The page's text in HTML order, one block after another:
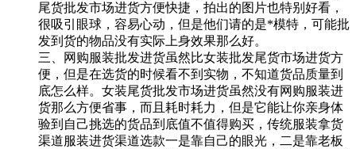
尾货批发市场进货方便快捷，拍出的图片也特别好看，
很吸引眼球，容易心动，但是他们请的是*模特，可能批
发到货的物品没有实际上身效果那么好。
三、网购服装批发进货虽然比女装批发尾货市场进货方
便，但是在选货的时候看不到实物，不知道货品质量到
底怎么样。女装尾货批发市场进货虽然没有网购服装进
货那么方便省事，而且耗时耗力，但是它能让你亲身体
验到自己挑选的货品到底值不值得购买，传统服装拿货
渠道服装进货渠道选款一是靠自己的眼光，二是靠老板